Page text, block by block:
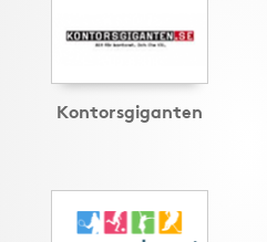
Kontorsgiganten